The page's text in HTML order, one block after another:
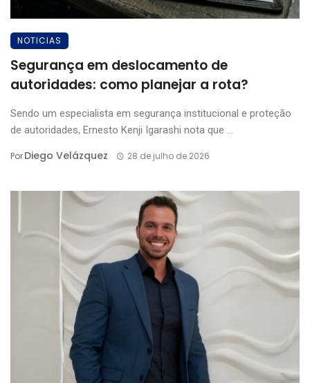
NOTICIAS
Segurança em deslocamento de
autoridades: como planejar a rota?
Sendo um especialista em segurança institucional e proteção
de autoridades, Ernesto Kenji Igarashi nota que ...
PorDiego Velázquez 28 de julho de 2026